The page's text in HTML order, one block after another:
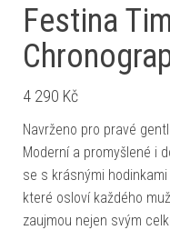
Festina
4 290 Kč
Navrženo pro pravé
Moderní a promyšlené i
se s krásnými
které osloví každého
zaujmou nejen svým